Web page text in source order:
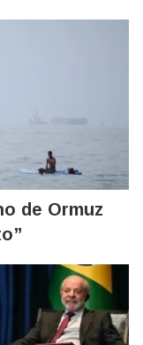
de Ormuz